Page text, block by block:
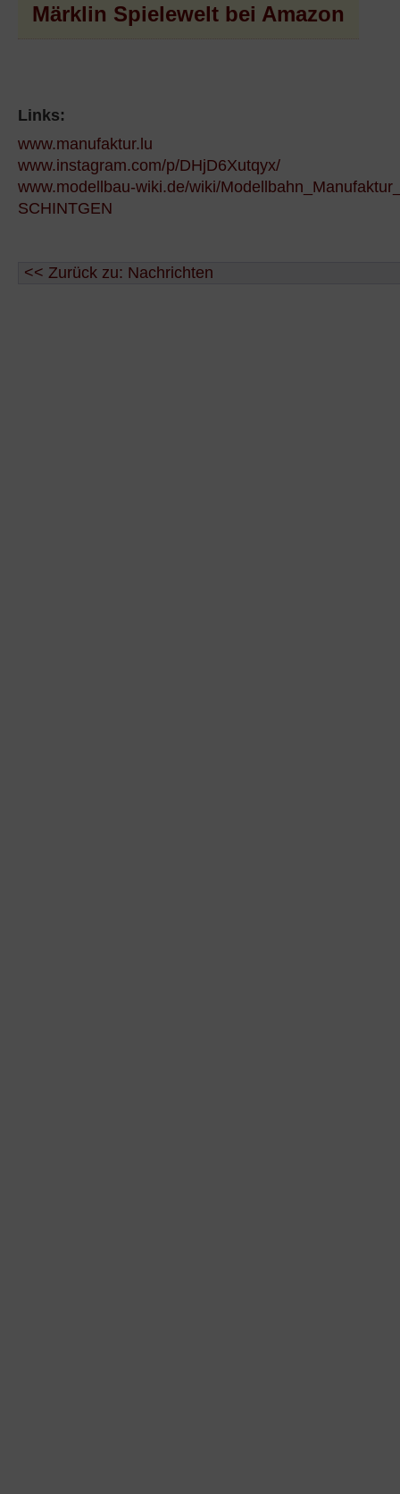
Märklin Spielewelt bei Amazon
Links:
www.manufaktur.lu
www.instagram.com/p/DHjD6Xutqyx/
www.modellbau-wiki.de/wiki/
SCHINTGEN
<< Zurück zu: Nachrichten